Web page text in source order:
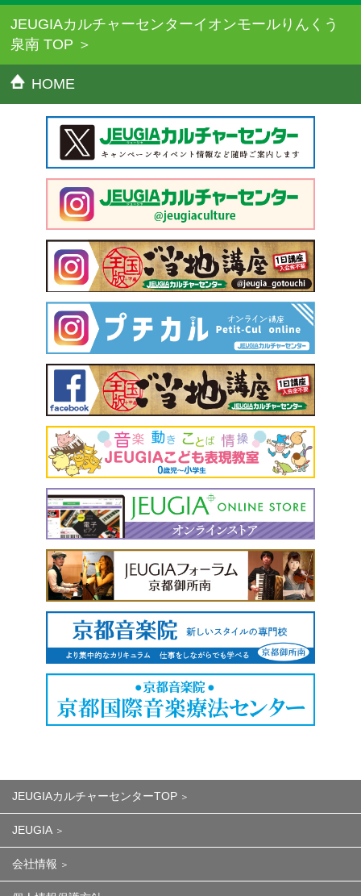
JEUGIAカルチャーセンターイオンモールりんくう
泉南 TOP
HOME
JEUGIAカルチャーセンターTOP
JEUGIA
会社情報